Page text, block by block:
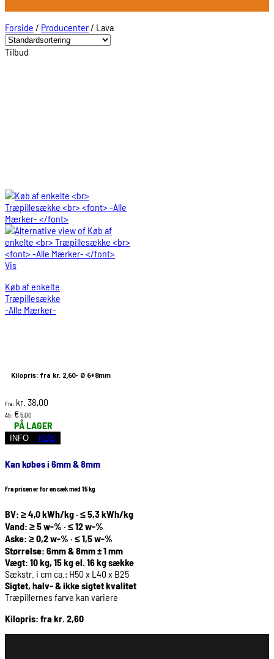
Forside / Producenter/ Lava
Tilbud
Vis
Køb af enkelte
Træpillesække
-Alle Mærker-
Kilopris: fra kr. 2,60- Ø 6+8mm
Fra: kr. 38,00
Ab: €5,00
PÅ LAGER
INFO KØB
Kan købes i 6mm & 8mm
Fra prisen er for en sæk med 15 kg
BV: ≥ 4,0 kWh/kg · ≤ 5,3 kWh/kg
Vand: ≥ 5 w-% · ≤ 12 w-%
Aske: ≥ 0,2 w-% · ≤ 1,5 w-%
Størrelse: 6mm & 8mm ± 1 mm
Vægt: 10 kg, 15 kg el. 16 kg sække
Sækstr. i cm ca.: H50 x L40 x B25
Sigtet, halv- & ikke sigtet kvalitet
Træpillernes farve kan variere
Kilopris: fra kr. 2,60